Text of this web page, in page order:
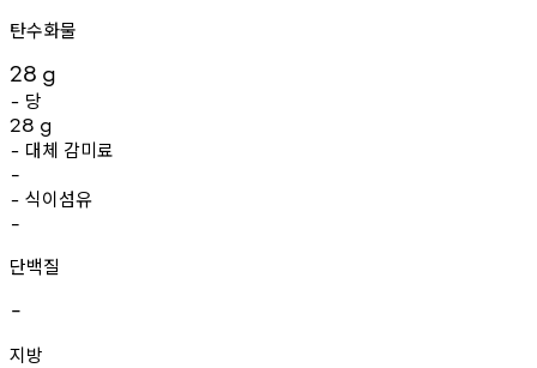
탄수화물
28 g
- 당
28 g
- 대체 감미료
-
- 식이섬유
-
단백질
-
지방